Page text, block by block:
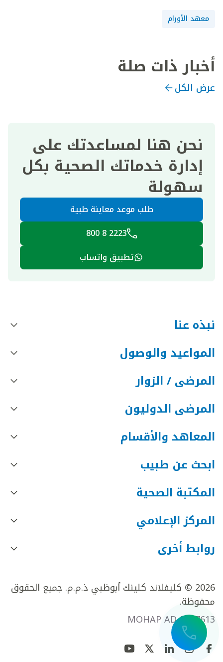
معهد الأورام
أخبار ذات صلة
عرض الكل
نحن هنا لمساعدتك على
إدارة خدماتك الصحية بكل
سهولة
طلب موعد معاينة طبية
2223 8 800
تطبيق واتساب
نبذه عنا
المواعيد والوصول
المرضى / الزوار
المرضى الدوليون
المعاهد والأقسام
ابحث عن طبيب
المكتبة الصحية
المركز الإعلامي
روابط أخرى
2026 © كليفلاند كلينك أبوظبي ذ.م.م. جميع الحقوق
محفوظة.
MOHAP AD FR27613